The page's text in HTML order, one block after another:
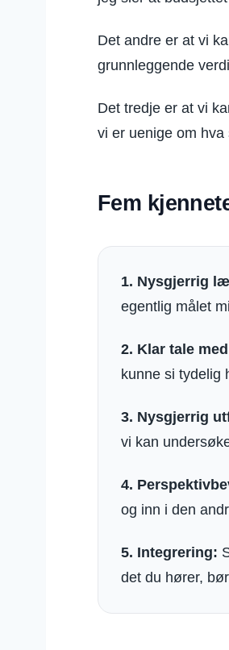
Det andre er at vi
grunnleggende
Det tredje er at vi
vi er uenige om
Fem
1. Nysgjerrig
egentlig målet
2. Klar tale
kunne si tydelig
3. Nysgjerrig
vi kan
4.
og inn i den
5. Integrering:
det du hører,